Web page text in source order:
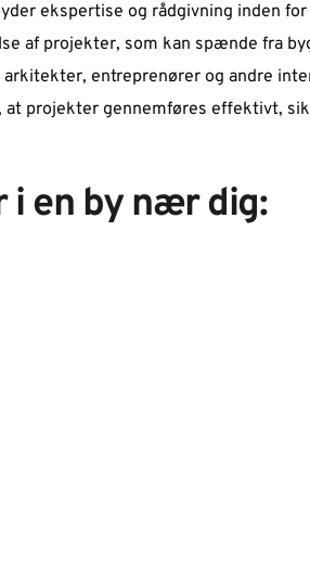
ekspertise og rådgivning inden
af projekter, som kan spænde fra
entreprenører og andre
at projekter gennemføres effektivt,
i en by nær dig: